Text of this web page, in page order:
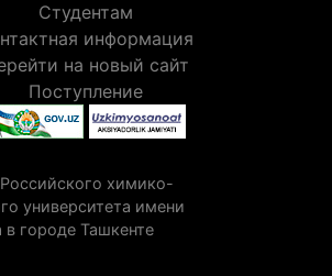
Студентам
информация
на новый сайт
Поступление
химико-
университета имени
городе Ташкенте